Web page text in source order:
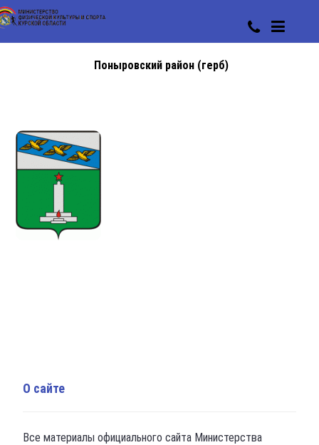
Поныровский район (герб)
О сайте
Все материалы официального сайта Министерства